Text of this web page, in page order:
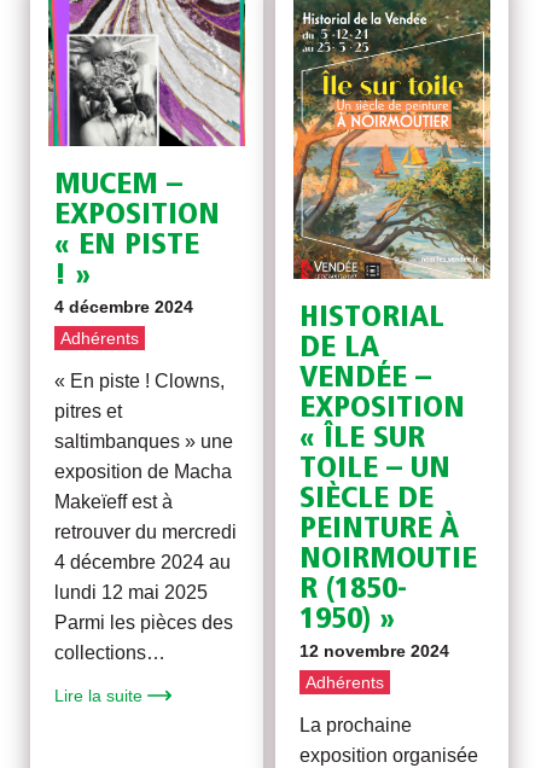
MUCEM –
EXPOSITION
« EN PISTE
! »
4 décembre 2024
Adhérents
« En piste ! Clowns,
pitres et
saltimbanques » une
exposition de Macha
Makeïeff est à
retrouver du mercredi
4 décembre 2024 au
lundi 12 mai 2025
Parmi les pièces des
collections…
Lire la suite
HISTORIAL
DE LA
VENDÉE –
EXPOSITION
« ÎLE SUR
TOILE – UN
SIÈCLE DE
PEINTURE À
NOIRMOUTIE
R (1850-
1950) »
12 novembre 2024
Adhérents
La prochaine
exposition organisée